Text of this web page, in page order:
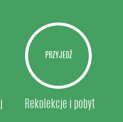
PRZYJEDŹ
Rekolekcje i pobyt